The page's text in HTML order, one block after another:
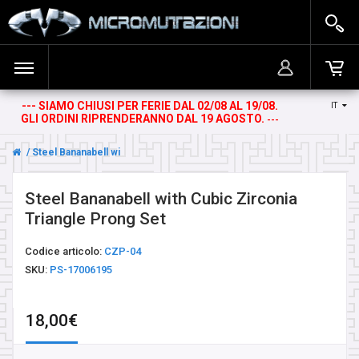
--- SIAMO CHIUSI PER FERIE DAL 02/08 AL 19/08.
GLI ORDINI RIPRENDERANNO DAL 19 AGOSTO. ---
IT
BANANINE DA OMBELICO
BARRE
BARRE CIRCOLARI E TWISTER
DROP STONE WEIGHTS
ACCEDI
REGISTRATI
Il carrello è vuoto!
Steel Bananabell with Cubic Zirconia Triangle Prong Set
Steel Bananabell with Cubic Zirconia
Triangle Prong Set
Codice articolo: CZP-04
SKU: PS-17006195
18,00€